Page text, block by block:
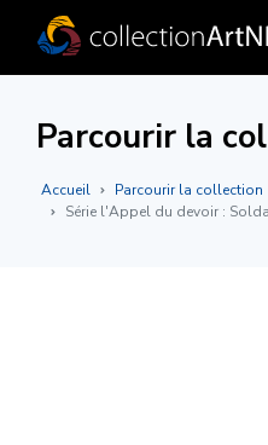
Parcourir la
Accueil
Parcourir la collection
Série l'Appel du devoir :